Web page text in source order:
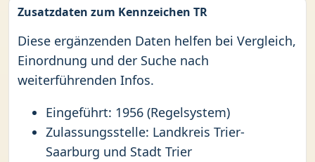
Zusatzdaten zum Kennzeichen TR
Diese ergänzenden Daten helfen bei Vergleich,
Einordnung und der Suche nach
weiterführenden Infos.
Eingeführt: 1956 (Regelsystem)
Zulassungsstelle: Landkreis Trier-
Saarburg und Stadt Trier